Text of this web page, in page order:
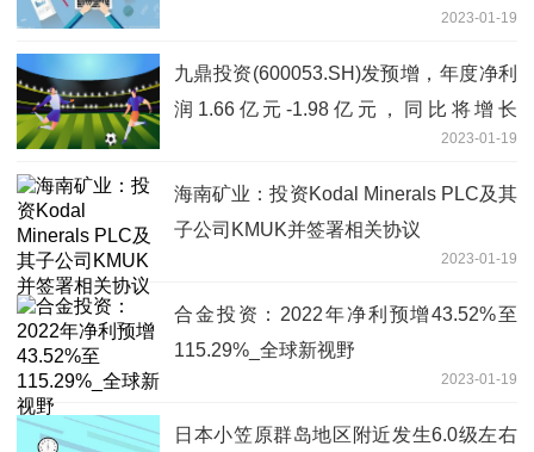
2023-01-19
九鼎投资(600053.SH)发预增，年度净利
润1.66亿元-1.98亿元，同比将增长
2023-01-19
海南矿业：投资Kodal Minerals PLC及其
子公司KMUK并签署相关协议
2023-01-19
合金投资：2022年净利预增43.52%至
115.29%_全球新视野
2023-01-19
日本小笠原群岛地区附近发生6.0级左右